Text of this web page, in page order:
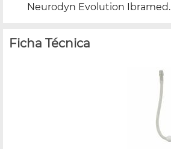
Neurodyn Evolution Ibramed.
Ficha Técnica